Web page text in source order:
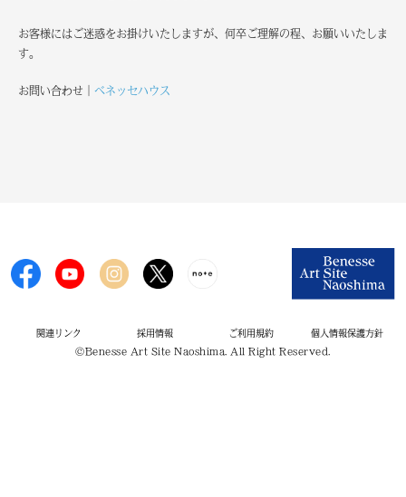
お客様にはご迷惑をお掛けいたしますが、何卒ご理解の程、お願いいたしま
す。
お問い合わせ｜ ベネッセハウス
関連リンク 採用情報 ご利用規約
個人情報保護方針
©Benesse Art Site Naoshima. All Right Reserved.